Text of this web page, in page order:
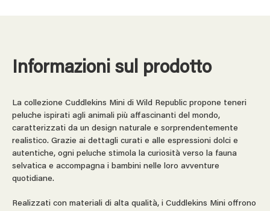
Informazioni sul prodotto
La collezione Cuddlekins Mini di Wild Republic propone teneri
peluche ispirati agli animali più affascinanti del mondo,
caratterizzati da un design naturale e sorprendentemente
realistico. Grazie ai dettagli curati e alle espressioni dolci e
autentiche, ogni peluche stimola la curiosità verso la fauna
selvatica e accompagna i bambini nelle loro avventure
quotidiane.
Realizzati con materiali di alta qualità, i Cuddlekins Mini offrono